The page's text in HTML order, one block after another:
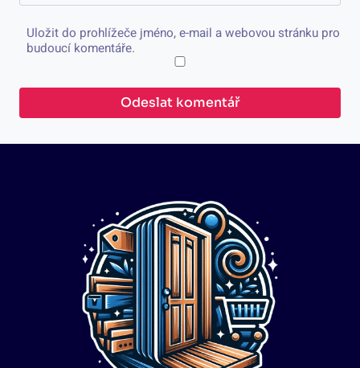
Uložit do prohlížeče jméno, e-mail a webovou stránku pro
budoucí komentáře.